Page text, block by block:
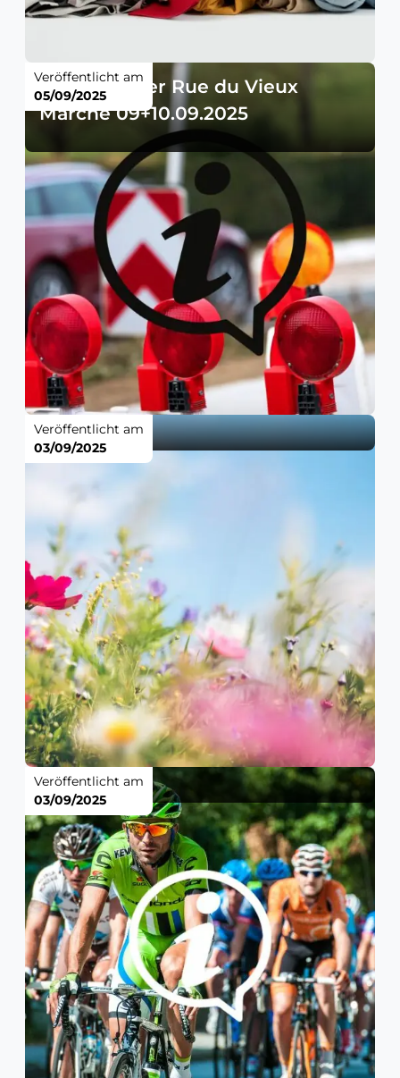
Sperrung der Rue du Vieux
Marché 09+10.09.2025
Veröffentlicht am
05/09/2025
Veröffentlicht am
03/09/2025
Veröffentlicht am
03/09/2025